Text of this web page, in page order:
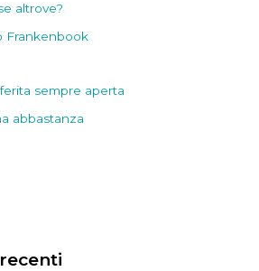
altrove?
Frankenbook
sempre aperta
abbastanza